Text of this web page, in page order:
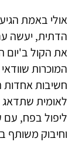
אולי באמת
הדתית, יעשה
את הקול ב'יום
המוכרות
חשיבות
לאומית שתדאג
ליפול בפח, עם
וחיבוק משותף